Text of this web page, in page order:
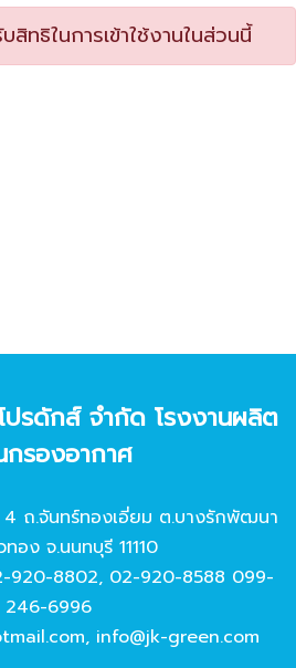
ทธิในการเข้าใช้งานในส่วนนี้
ปรดักส์ จํากัด โรงงานผลิต
กรองอากาศ
ถ.จันทร์ทองเอี่ยม ต.บางรักพัฒนา
อง จ.นนทบุรี 11110
920-8802, 02-920-8588 099-
246-6996
, info@jk-green.com